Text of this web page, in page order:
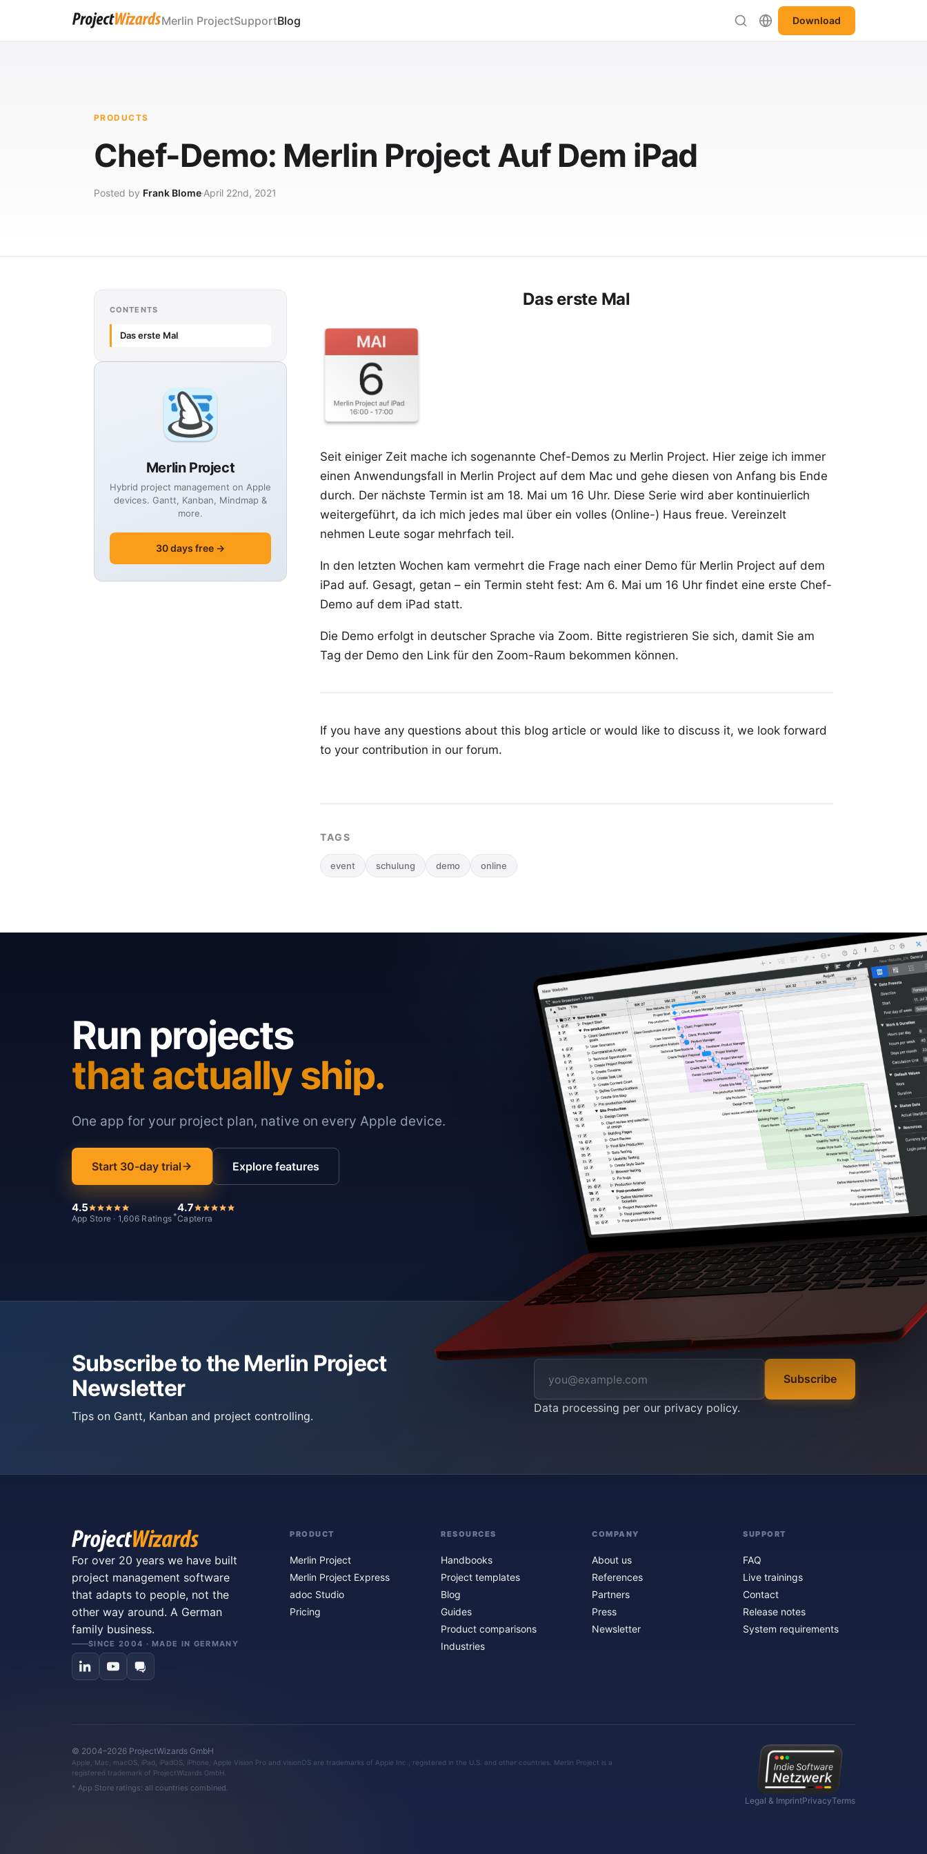
Merlin ProjectSupportBlog Download
PRODUCTS
Chef-Demo: Merlin Project Auf Dem iPad
Posted by Frank Blome April 22nd, 2021
CONTENTS
Das erste Mal
Merlin Project
Hybrid project management on Apple
devices. Gantt, Kanban, Mindmap &
more.
30 days free →
Das erste Mal
Seit einiger Zeit mache ich sogenannte Chef-Demos zu Merlin Project. Hier zeige ich immer
einen Anwendungsfall in Merlin Project auf dem Mac und gehe diesen von Anfang bis Ende
durch. Der nächste Termin ist am 18. Mai um 16 Uhr. Diese Serie wird aber kontinuierlich
weitergeführt, da ich mich jedes mal über ein volles (Online-) Haus freue. Vereinzelt
nehmen Leute sogar mehrfach teil.
In den letzten Wochen kam vermehrt die Frage nach einer Demo für Merlin Project auf dem
iPad auf. Gesagt, getan – ein Termin steht fest: Am 6. Mai um 16 Uhr findet eine erste Chef-
Demo auf dem iPad statt.
Die Demo erfolgt in deutscher Sprache via Zoom. Bitte registrieren Sie sich, damit Sie am
Tag der Demo den Link für den Zoom-Raum bekommen können.
If you have any questions about this blog article or would like to discuss it, we look forward
to your contribution in our forum.
TAGS
event schulung demo online
Run projects
that actually ship.
One app for your project plan, native on every Apple device.
Start 30-day trial Explore features
4.5
App Store · 1,606 Ratings *
4.7
Capterra
Subscribe to the Merlin Project
Newsletter
Tips on Gantt, Kanban and project controlling.
Subscribe
Data processing per our privacy policy.
For over 20 years we have built
project management software
that adapts to people, not the
other way around. A German
family business.
SINCE 2004 · MADE IN GERMANY
PRODUCT
Merlin Project
Merlin Project Express
adoc Studio
Pricing
RESOURCES
Handbooks
Project templates
Blog
Guides
Product comparisons
Industries
COMPANY
About us
References
Partners
Press
Newsletter
SUPPORT
FAQ
Live trainings
Contact
Release notes
System requirements
© 2004–2026 ProjectWizards GmbH
Apple, Mac, macOS, iPad, iPadOS, iPhone, Apple Vision Pro and visionOS are trademarks of Apple Inc., registered in the U.S. and other countries. Merlin Project is a
registered trademark of ProjectWizards GmbH.
* App Store ratings: all countries combined.
Legal & ImprintPrivacyTerms